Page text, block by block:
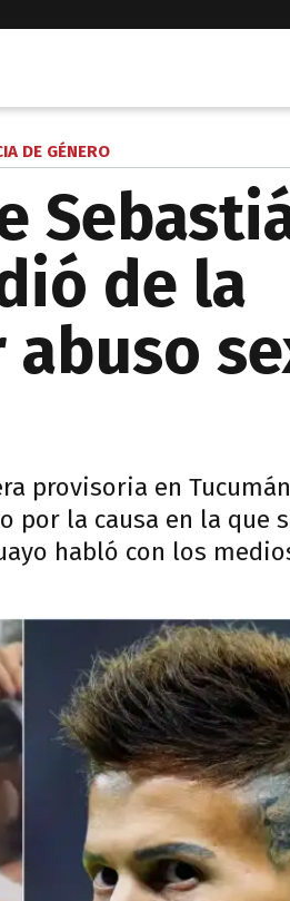
DE GÉNERO
de la
provisoria en
por la causa en la que
habló con los